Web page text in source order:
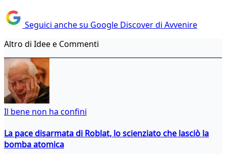
Seguici anche su Google Discover di Avvenire
Altro di Idee e Commenti
Il bene non ha confini
La pace disarmata di Roblat, lo scienziato che lasciò la
bomba atomica